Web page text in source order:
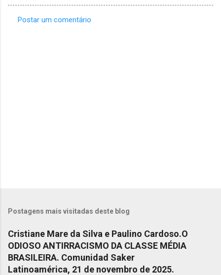
Postar um comentário
Postagens mais visitadas deste blog
Cristiane Mare da Silva e Paulino Cardoso.O
ODIOSO ANTIRRACISMO DA CLASSE MÉDIA
BRASILEIRA. Comunidad Saker
Latinoamérica, 21 de novembro de 2025.